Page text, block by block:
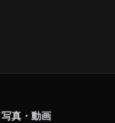
真・動画